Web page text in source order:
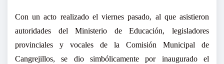
Con un acto realizado el viernes pasado, al que asistieron
autoridades del Ministerio de Educación, legisladores
provinciales y vocales de la Comisión Municipal de
Cangrejillos, se dio simbólicamente por inaugurado el